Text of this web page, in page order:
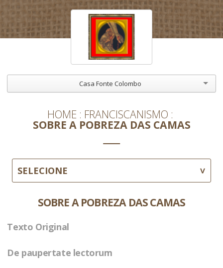
Casa Fonte Colombo
HOME FRANCISCANISMO
SOBRE A POBREZA DAS CAMAS
SELECIONE
SOBRE A POBREZA DAS CAMAS
Texto Original
De paupertate lectorum